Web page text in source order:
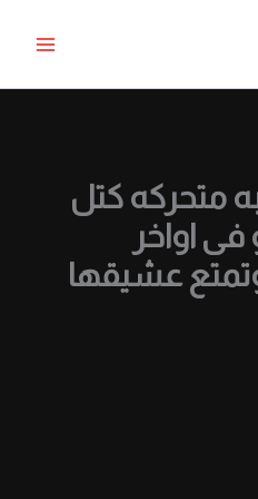
متحركه كتل
فى اواخر
وتمتع عشيقها